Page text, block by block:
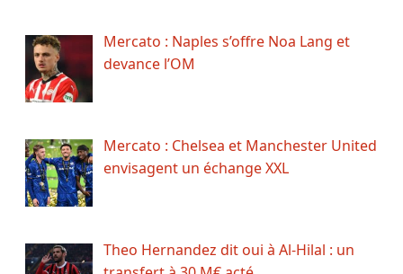
Mercato : Naples s’offre Noa Lang et
devance l’OM
Mercato : Chelsea et Manchester United
envisagent un échange XXL
Theo Hernandez dit oui à Al-Hilal : un